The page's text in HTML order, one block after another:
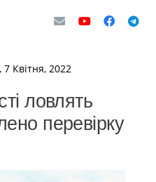
Квітня, 2022
ловлять
перевірку